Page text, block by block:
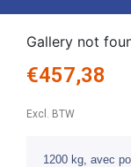
Gallery not
€457,38
Excl. BTW
1200 kg, avec